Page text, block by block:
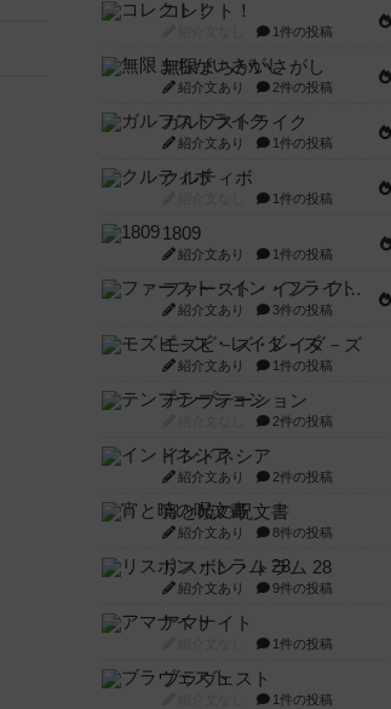
コレクト！
1件の投稿
無限まちがいさがし
紹介文あり 2件の投稿
ガルフストライク
紹介文あり 1件の投稿
クルティボ
1件の投稿
1809
紹介文あり 1件の投稿
ファースト・イン・フライト
紹介文あり 3件の投稿
モズビ－ズ・レイダ－ズ
紹介文あり 1件の投稿
テンプテーション
2件の投稿
インドネシア
紹介文あり 2件の投稿
宵と暁の呪文書
紹介文あり 8件の投稿
リスボン・トラム 28
紹介文あり 9件の投稿
アマナイト
1件の投稿
ブラヴェスト
1件の投稿